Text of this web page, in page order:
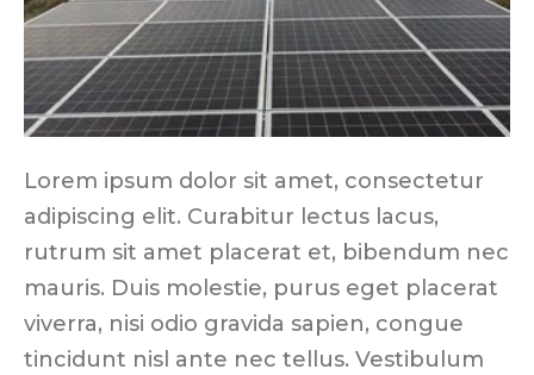
Lorem ipsum dolor sit amet, consectetur
adipiscing elit. Curabitur lectus lacus,
rutrum sit amet placerat et, bibendum nec
mauris. Duis molestie, purus eget placerat
viverra, nisi odio gravida sapien, congue
tincidunt nisl ante nec tellus. Vestibulum